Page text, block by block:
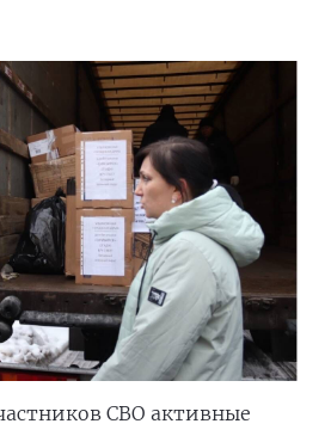
СВО активные